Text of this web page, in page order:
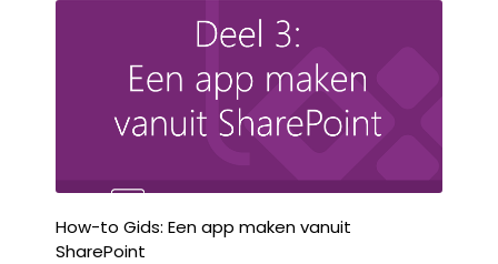
How-to Gids: Een app maken vanuit
SharePoint